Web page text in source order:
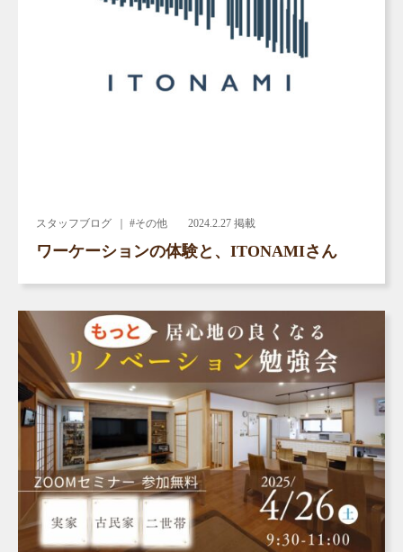
スタッフブログ ｜ #その他 2024.2.27 掲載
ワーケーションの体験と、ITONAMIさん